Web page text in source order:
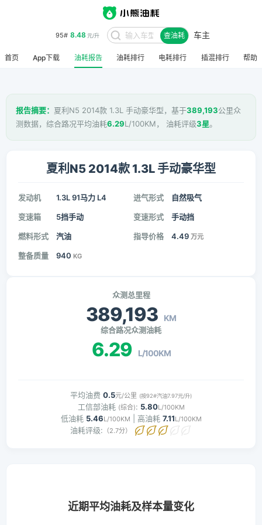
95# 8.48 元/升 查油耗 车主
首页 App下载 油耗报告 油耗排行 电耗排行 插混排行 帮助
报告摘要： 夏利N5 2014款 1.3L 手动豪华型，基于389,193公里众
测数据，综合路况平均油耗6.29L/100KM， 油耗评级3星。
夏利N5 2014款 1.3L 手动豪华型
发动机 1.3L 91马力 L4 进气形式 自然吸气
变速箱 5挡手动 变速形式 手动挡
燃料形式 汽油 指导价格 4.49 万元
整备质量 940 KG
众测总里程
389,193 KM
综合路况众测油耗
6.29 L/100KM
平均油费 0.5元/公里 (按92#汽油7.97元/升)
工信部油耗 (综合): 5.80L/100KM
低油耗 5.46L/100KM | 高油耗 7.11L/100KM
油耗评级: （2.7分）